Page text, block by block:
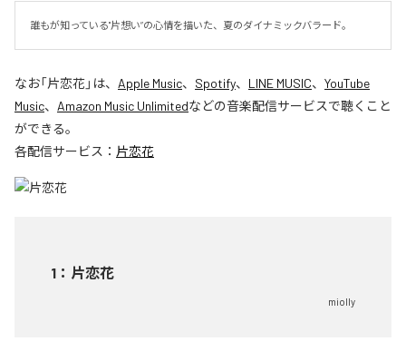
誰もが知っている"片想い”の心情を描いた、夏のダイナミックバラード。
なお「片恋花」は、 Apple Music、 Spotify、 LINE MUSIC、 YouTube
Music、 Amazon Music Unlimitedなどの音楽配信サービスで聴くこと
ができる。
各配信サービス： 片恋花
1 ： 片恋花
miolly